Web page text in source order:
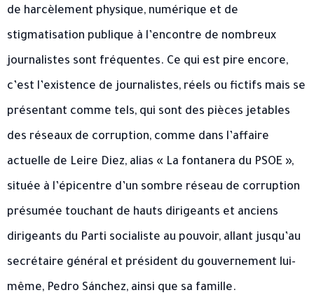
de harcèlement physique, numérique et de
stigmatisation publique à l’encontre de nombreux
journalistes sont fréquentes. Ce qui est pire encore,
c’est l’existence de journalistes, réels ou fictifs mais se
présentant comme tels, qui sont des pièces jetables
des réseaux de corruption, comme dans l’affaire
actuelle de Leire Diez, alias « La fontanera du PSOE »,
située à l’épicentre d’un sombre réseau de corruption
présumée touchant de hauts dirigeants et anciens
dirigeants du Parti socialiste au pouvoir, allant jusqu’au
secrétaire général et président du gouvernement lui-
même, Pedro Sánchez, ainsi que sa famille.